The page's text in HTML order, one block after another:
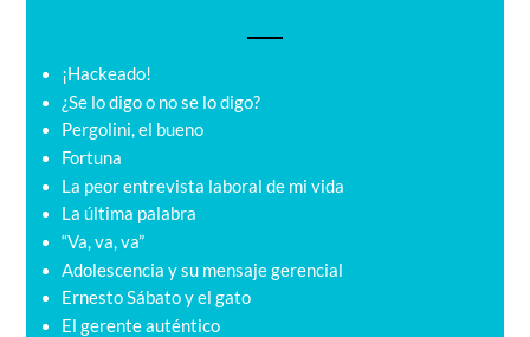
¡Hackeado!
¿Se lo digo o no se lo digo?
Pergolini, el bueno
Fortuna
La peor entrevista laboral de mi vida
La última palabra
“Va, va, va”
Adolescencia y su mensaje gerencial
Ernesto Sábato y el gato
El gerente auténtico